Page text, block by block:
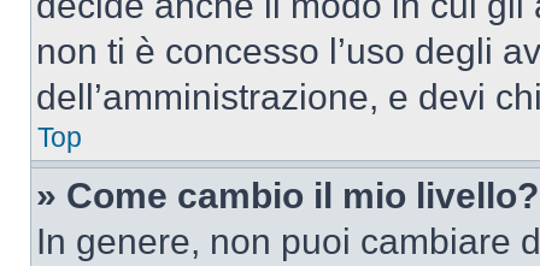
non ti è concesso l’uso degli
dell’amministrazione, e devi
Top
» Come cambio il mio livello?
In genere, non puoi cambiare